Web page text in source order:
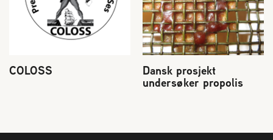
COLOSS Dansk prosjekt
undersøker propolis